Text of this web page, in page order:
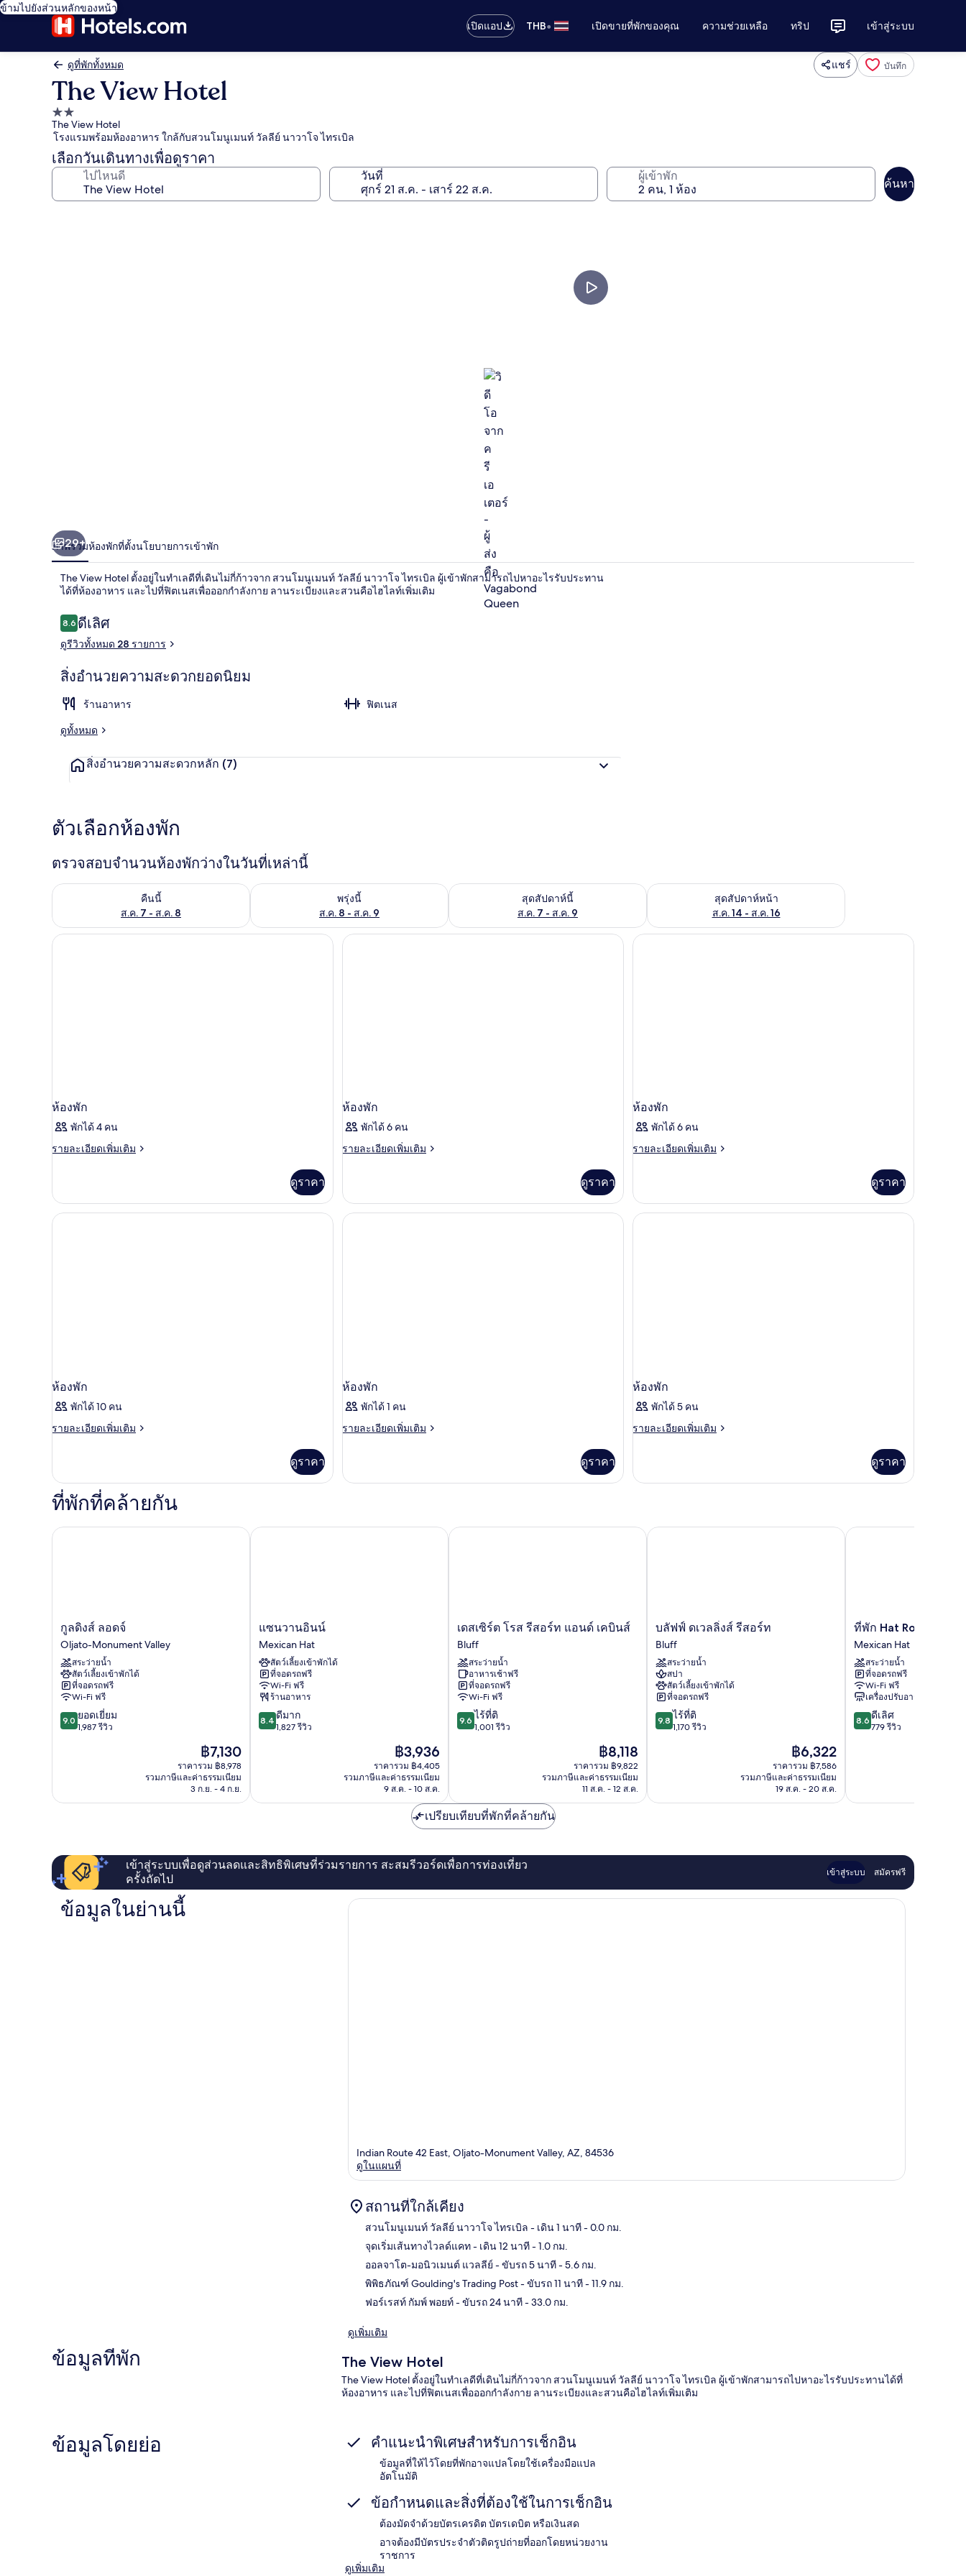
ข้ามไปยังส่วนหลักของหน้า
เปิดแอป
THB• เปิดขายที่พักของคุณ ความช่วยเหลือ ทริป เข้าสู่ระบบ
ดูที่พักทั้งหมด แชร์ บันทึก
The View Hotel
ที่พัก
2.0
ดาว
The View Hotel
โรงแรมพร้อมห้องอาหาร ใกล้กับสวนโมนูเมนท์ วัลลีย์ นาวาโจ ไทรเบิล
เลือกวันเดินทางเพื่อดูราคา
ไปไหนดี วันที่ ผู้เข้าพัก
ค้นหา
29+
ภาพรวมห้องพักที่ตั้งนโยบายการเข้าพัก
The View Hotel ตั้งอยู่ในทำเลดีที่เดินไม่กี่ก้าวจาก สวนโมนูเมนท์ วัลลีย์ นาวาโจ ไทรเบิล ผู้เข้าพักสามารถไปหาอะไรรับประทาน
ได้ที่ห้องอาหาร และไปที่ฟิตเนสเพื่อออกกำลังกาย ลานระเบียงและสวนคือไฮไลท์เพิ่มเติม
รีวิว
8.68.6 จาก 10
ดีเลิศ
ดูรีวิวทั้งหมด 28 รายการ
สิ่งอำนวยความสะดวกยอดนิยม
ร้านอาหาร
ฟิตเนส
ดูทั้งหมด
สิ่งอำนวยความสะดวกหลัก (7)
ตัวเลือกห้องพัก
ตรวจสอบจำนวนห้องพักว่างในวันที่เหล่านี้
คืนนี้
ส.ค. 7 - ส.ค. 8
ตรวจสอบจำนวนห้องพักว่างในคืนนี้ ส.ค. 7 - ส.ค. 8
พรุ่งนี้
ส.ค. 8 - ส.ค. 9
ตรวจสอบจำนวนห้องพักว่างในพรุ่งนี้ ส.ค. 8 - ส.ค. 9
สุดสัปดาห์นี้
ส.ค. 7 - ส.ค. 9
ตรวจสอบจำนวนห้องพักว่างในสุดสัปดาห์นี้ ส.ค. 7 - ส.ค. 9สุดสัปดาห์หน้า
ส.ค. 14 - ส.ค. 16
ตรวจสอบจำนวนห้องพักว่างในสุดสัปดาห์หน้า ส.ค. 14 - ส.ค. 16
ห้องพัก
พักได้ 4 คน
รายละเอียดเพิ่มเติม
ราย
เกี่ยว
กับ
ห้อง
ดูราคา
ห้องพัก
พักได้ 6 คน
รายละเอียดเพิ่มเติม
ราย
เกี่ยว
กับ
ห้อง
ดูราคา
ห้องพัก
พักได้ 6 คน
รายละเอียดเพิ่มเติม
ราย
เกี่ยว
กับ
ห้อง
ดูราคา
ห้องพัก
พักได้ 10 คน
รายละเอียดเพิ่มเติม
ราย
เกี่ยว
กับ
ห้อง
ดูราคา
ห้องพัก
พักได้ 1 คน
รายละเอียดเพิ่มเติม
ราย
เกี่ยว
ดูราคา
ห้องพัก
พักได้ 5 คน
รายละเอียดเพิ่มเติม
ราย
เกี่ยว
ดูราคา
ที่พักที่คล้ายกัน
กู
ลดิงส์
ลอด
จ์
Oljato-
Monument
Valley
กูลดิงส์ ลอดจ์
Oljato-Monument Valley
สระว่ายน้ำ
สัตว์เลี้ยงเข้าพักได้
ที่จอดรถฟรี
Wi-Fi ฟรี
9.0
จาก
9.0 ยอดเยี่ยม
1,987 รีวิว
ราคา
ปัจจุบัน
คือ
฿7,130
฿7,130
ราคารวม ฿8,978
รวมภาษีและค่าธรรมเนียม
3 ก.ย. - 4 ก.ย.
กูลดิงส์ ลอดจ์
แซ
นวา
นอินน์
Mexican
Hat
แซนวานอินน์
Mexican Hat
สัตว์เลี้ยงเข้าพักได้
ที่จอดรถฟรี
Wi-Fi ฟรี
ร้านอาหาร
8.4
จาก
8.4 ดีมาก
1,827 รีวิว
ราคา
ปัจจุบัน
คือ
฿3,936
฿3,936
ราคารวม ฿4,405
รวมภาษีและค่าธรรมเนียม
9 ส.ค. - 10 ส.ค.
แซนวานอินน์
เดส
เซิร์ต
โรส
รีสอร์ท
แอนด์
เคบิน
ส์
Bluff
เดสเซิร์ต โรส รีสอร์ท แอนด์ เคบินส์
Bluff
สระว่ายน้ำ
อาหารเช้าฟรี
ที่จอดรถฟรี
Wi-Fi ฟรี
9.6
จาก
รีวิว
9.6 ไร้ที่ติ
1,001 รีวิว
ราคา
ปัจจุบัน
คือ
฿8,118
฿8,118
ราคารวม ฿9,822
รวมภาษีและค่าธรรมเนียม
11 ส.ค. - 12 ส.ค.
เดสเซิร์ต โรส รีสอร์ท แอนด์ เคบินส์
บลัฟฟ์
ดเวล
ลิ่งส์
รีสอร์ท
Bluff
บลัฟฟ์ ดเวลลิ่งส์ รีสอร์ท
Bluff
สระว่ายน้ำ
สปา
สัตว์เลี้ยงเข้าพักได้
ที่จอดรถฟรี
9.8
จาก
รีวิว
9.8 ไร้ที่ติ
1,170 รีวิว
ราคา
ปัจจุบัน
คือ
฿6,322
฿6,322
ราคารวม ฿7,586
รวมภาษีและค่าธรรมเนียม
19 ส.ค. - 20 ส.ค.
บลัฟฟ์ ดเวลลิ่งส์ รีสอร์ท
ที่พัก
Hat
Rock
Mexican
Hat
ที่พัก Hat Rock
Mexican Hat
สระว่ายน้ำ
ที่จอดรถฟรี
Wi-Fi ฟรี
เครื่องปรับอากาศ
8.6
จาก
8.6 ดีเลิศ
779 รีวิว
ที่พัก Hat Rock
เปรียบเทียบที่พักที่คล้ายกัน
เข้าสู่ระบบเพื่อดูส่วนลดและสิทธิพิเศษที่ร่วมรายการ สะสมรีวอร์ดเพื่อการท่องเที่ยว
ครั้งถัดไป
เข้าสู่ระบบ สมัครฟรี
ข้อมูลในย่านนี้
Indian Route 42 East, Oljato-Monument Valley, AZ, 84536
ดูในแผนที่
สถานที่ใกล้เคียง
สวนโมนูเมนท์ วัลลีย์ นาวาโจ ไทรเบิล - เดิน 1 นาที- 0.0 กม.
จุดเริ่มเส้นทางไวลด์แคท- เดิน 12 นาที- 1.0 กม.
ออลจาโต-มอนิวเมนต์ แวลลีย์ - ขับรถ 5 นาที- 5.6 กม.
พิพิธภัณฑ์ Goulding's Trading Post- ขับรถ 11 นาที- 11.9 กม.
ฟอร์เรสท์ กัมพ์ พอยท์- ขับรถ 24 นาที- 33.0 กม.
ดูเพิ่มเติม
ข้อมูลที่พัก The View Hotel
The View Hotel ตั้งอยู่ในทำเลดีที่เดินไม่กี่ก้าวจาก สวนโมนูเมนท์ วัลลีย์ นาวาโจ ไทรเบิล ผู้เข้าพักสามารถไปหาอะไรรับประทานได้ที่
ห้องอาหาร และไปที่ฟิตเนสเพื่อออกกำลังกาย ลานระเบียงและสวนคือไฮไลท์เพิ่มเติม
ข้อมูลโดยย่อ คำแนะนำพิเศษสำหรับการเช็กอิน
ข้อมูลที่ให้ไว้โดยที่พักอาจแปลโดยใช้เครื่องมือแปล
อัตโนมัติ
ข้อกำหนดและสิ่งที่ต้องใช้ในการเช็กอิน
ต้องมัดจำด้วยบัตรเครดิต บัตรเดบิต หรือเงินสด
อาจต้องมีบัตรประจำตัวติดรูปถ่ายที่ออกโดยหน่วยงาน
ราชการ
ดูเพิ่มเติม